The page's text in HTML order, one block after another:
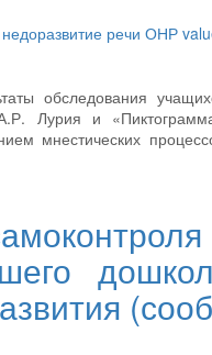
речи ОНР
обследования
Лурия и
мнестических